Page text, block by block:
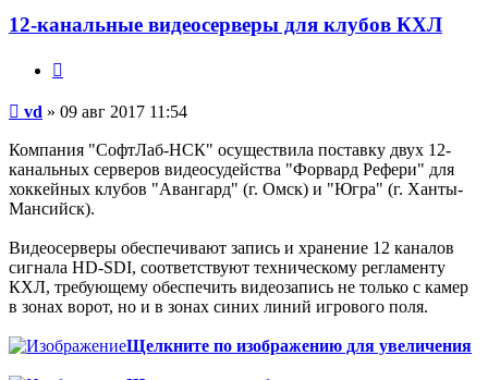
12-канальные видеосерверы для клубов КХЛ
Сообщение
vd » 09 авг 2017 11:54
Компания "СофтЛаб-НСК" осуществила поставку двух 12-
канальных серверов видеосудейства "Форвард Рефери" для
хоккейных клубов "Авангард" (г. Омск) и "Югра" (г. Ханты-
Мансийск).
Видеосерверы обеспечивают запись и хранение 12 каналов
сигнала HD-SDI, соответствуют техническому регламенту
КХЛ, требующему обеспечить видеозапись не только с камер
в зонах ворот, но и в зонах синих линий игрового поля.
Щелкните по изображению для увеличения